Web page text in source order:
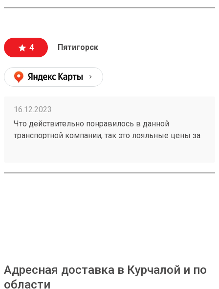
4 Пятигорск
16.12.2023
Что действительно понравилось в данной
транспортной компании, так это лояльные цены за
к получателям грузов. Чего действительно не
Адресная доставка в Курчалой и по
области